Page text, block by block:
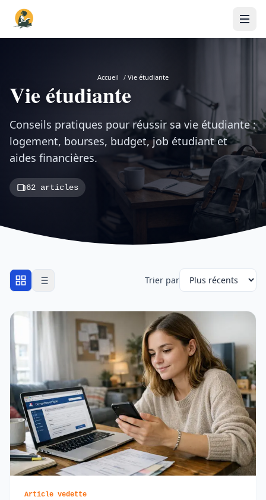
Accueil / Vie étudiante
Vie étudiante
Conseils pratiques pour réussir sa vie étudiante :
logement, bourses, budget, job étudiant et
aides financières.
62 articles
Trier par
Article vedette